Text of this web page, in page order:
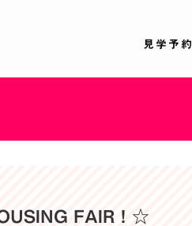
見学予約
FAIR！☆